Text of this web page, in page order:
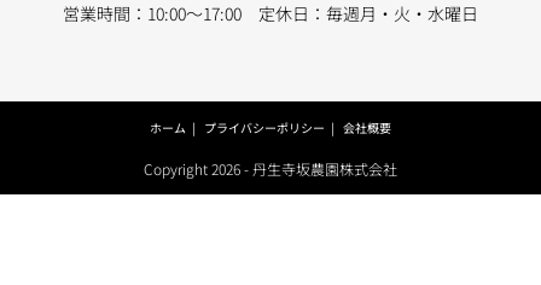
営業時間：10:00～17:00 定休日：毎週月・火・水曜日
ホーム プライバシーポリシー 会社概要
Copyright 2026 - 丹生寺坂農園株式会社